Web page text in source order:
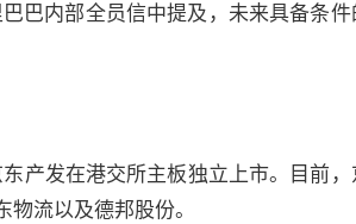
巴内部全员信中提及，未来具备条件
产发在港交所主板独立上市。目前，
流以及德邦股份。